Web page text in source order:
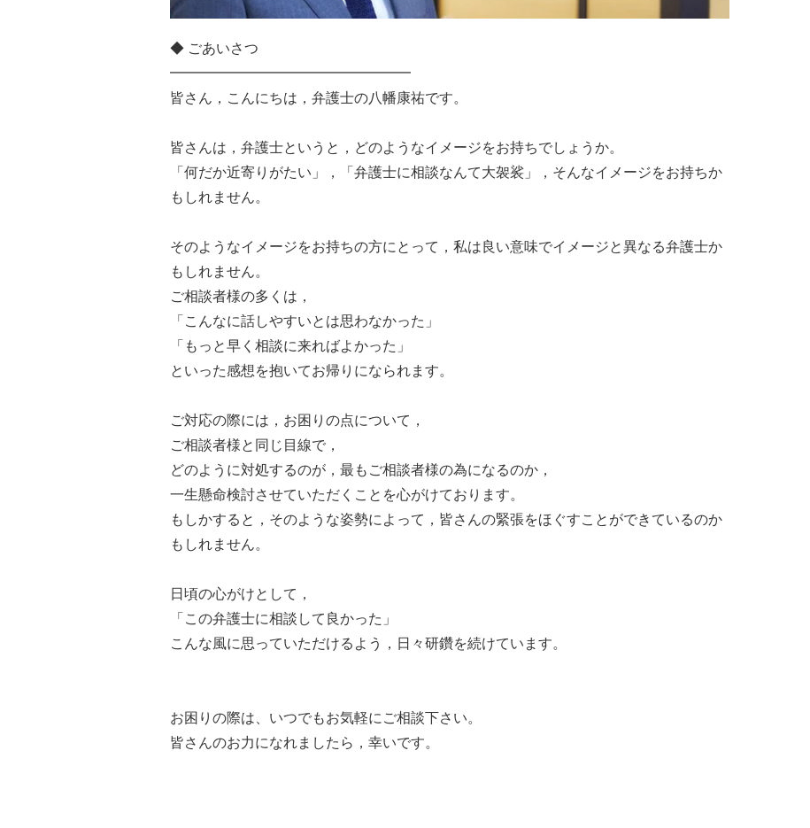
◆ ごあいさつ
━━━━━━━━━━━━━━━━━
皆さん，こんにちは，弁護士の八幡康祐です。
皆さんは，弁護士というと，どのようなイメージをお持ちでしょうか。
「何だか近寄りがたい」，「弁護士に相談なんて大袈裟」，そんなイメージをお持ちか
もしれません。
そのようなイメージをお持ちの方にとって，私は良い意味でイメージと異なる弁護士か
もしれません。
ご相談者様の多くは，
「こんなに話しやすいとは思わなかった」
「もっと早く相談に来ればよかった」
といった感想を抱いてお帰りになられます。
ご対応の際には，お困りの点について，
ご相談者様と同じ目線で，
どのように対処するのが，最もご相談者様の為になるのか，
一生懸命検討させていただくことを心がけております。
もしかすると，そのような姿勢によって，皆さんの緊張をほぐすことができているのか
もしれません。
日頃の心がけとして，
「この弁護士に相談して良かった」
こんな風に思っていただけるよう，日々研鑽を続けています。
お困りの際は、いつでもお気軽にご相談下さい。
皆さんのお力になれましたら，幸いです。